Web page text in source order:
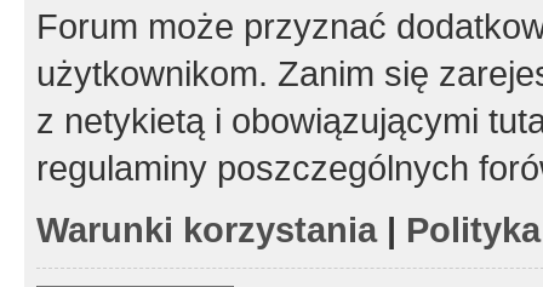
Forum może przyznać
użytkownikom. Zanim się
z netykietą i obowiązującymi
regulaminy poszczególnych
Warunki korzystania|